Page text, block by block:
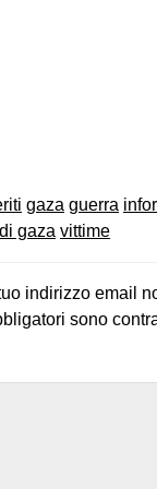
gaza guerra
gaza vittime
tuo indirizzo email
sono